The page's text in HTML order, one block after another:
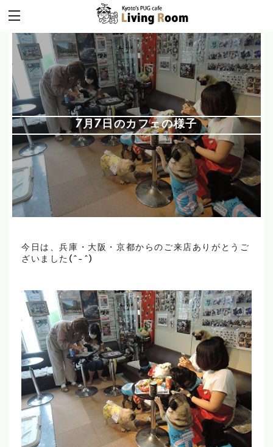
7月7日のカフェの様子
今日は、兵庫・大阪・京都からのご来店ありがとうご
ざいました(^-^)